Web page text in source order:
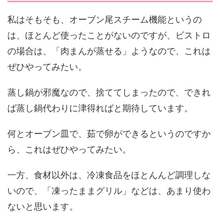
私はそもそも、オーブン尾スチーム機能というの
は、ほとんど使ったことがないのですが、ビストロ
の場合は、「肉まんが蒸せる」ようなので、これは
ぜひやってみたい。
蒸し鍋が邪魔なので、捨ててしまったので、できれ
ば蒸し鍋代わりに津得ればと期待しています。
何とオーブン皿で、茹で卵ができるというのですか
ら、これはぜひやってみたい。
一方、食材以外は、冷凍食品をほとんんど調理しな
いので、「凍ったままグリル」などは、あまり使わ
ないと思います。